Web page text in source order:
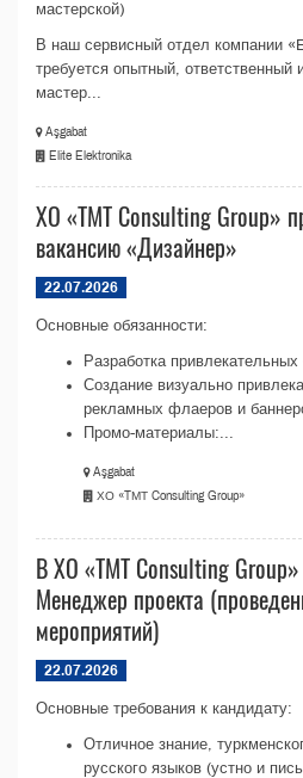
мастерской)
В наш сервисный отдел компании
требуется опытный, ответственный
мастер...
Aşgabat
Elite Elektronika
ХО «TМТ Consulting Group»
вакансию «Дизайнер»
22.07.2026
Основные обязанности:
Разработка
Создание визуально
рекламных флаеров и
Промо-материалы:...
Aşgabat
ХО «TМТ Consulting Group»
В ХО «TМТ Consulting Group»
Менеджер проекта
мероприятий)
22.07.2026
Основные требования к кандидату:
Отличное знание,
русского языков (устно и